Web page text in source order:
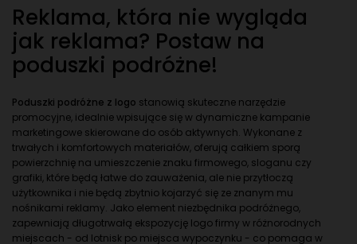
Reklama, która nie wygląda
jak reklama? Postaw na
poduszki podróżne!
Poduszki podróżne z logo stanowią skuteczne narzędzie
promocyjne, idealnie wpisujące się w dynamiczne kampanie
marketingowe skierowane do osób aktywnych. Wykonane z
trwałych i komfortowych materiałów, oferują całkiem sporą
powierzchnię na umieszczenie znaku firmowego, sloganu czy
grafiki, które będą łatwe do zauważenia, ale nie przytłoczą
użytkownika i nie będą zbytnio kojarzyć się ze znanym mu
nośnikami reklamy. Jako element niezbędnika podróżnego,
zapewniają długotrwałą ekspozycję logo firmy w różnorodnych
miejscach - od lotnisk po miejsca wypoczynku - co pomaga w